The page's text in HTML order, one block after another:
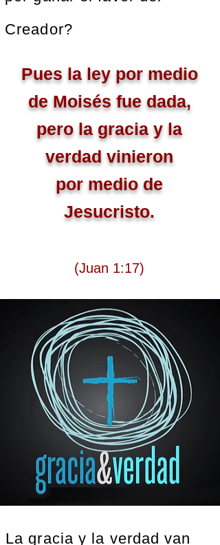
Creador?
Pues la ley por medio
de Moisés fue dada,
pero la gracia y la
verdad vinieron
por medio de
Jesucristo.
(Juan 1:17)
La gracia y la verdad van